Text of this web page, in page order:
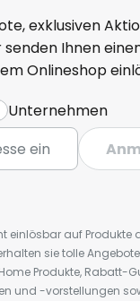
exklusiven
Ihnen
Onlineshop
Unternehmen
einlösbar auf Produkte
sie tolle
Produkte, Rabatt-
und -vorstellungen